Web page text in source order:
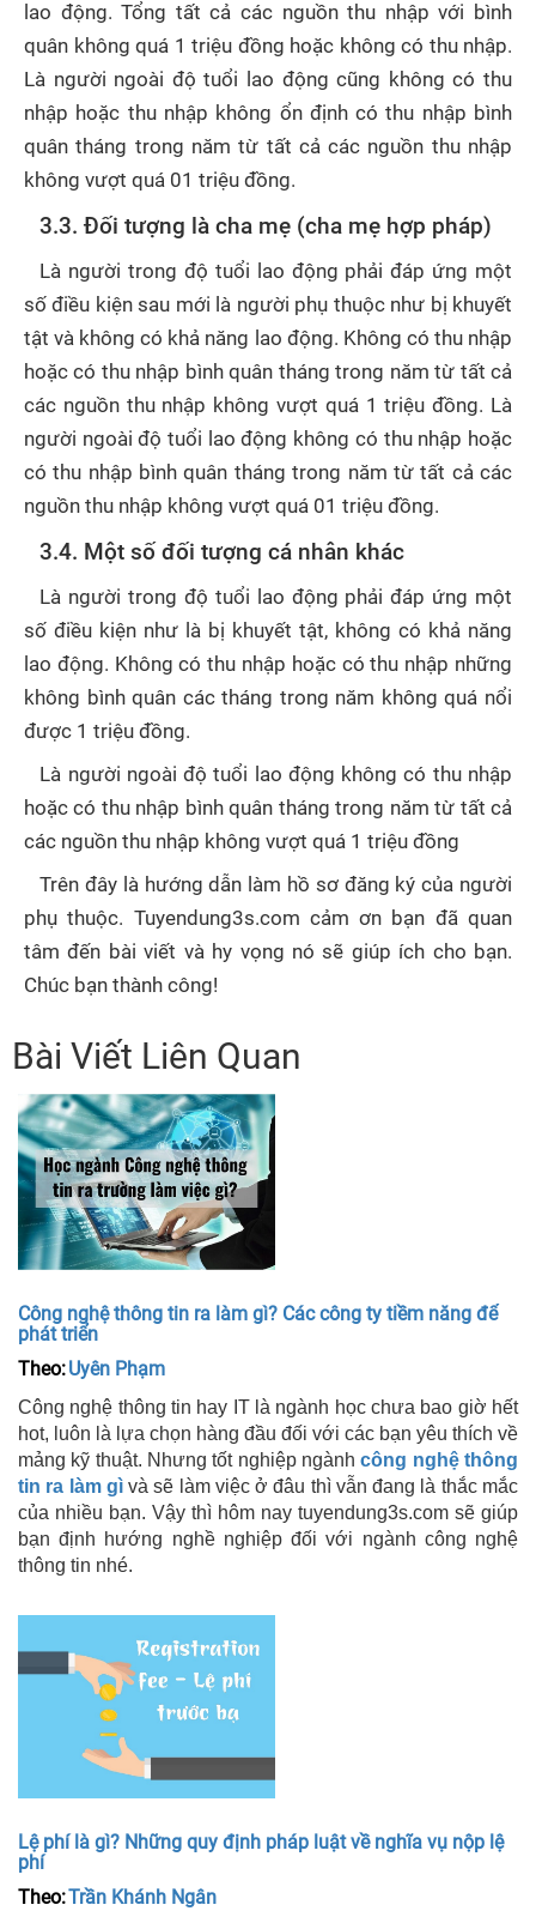
lao động. Tổng tất cả các nguồn thu nhập với bình
quân không quá 1 triệu đồng hoặc không có thu nhập.
Là người ngoài độ tuổi lao động cũng không có thu
nhập hoặc thu nhập không ổn định có thu nhập bình
quân tháng trong năm từ tất cả các nguồn thu nhập
không vượt quá 01 triệu đồng.
3.3. Đối tượng là cha mẹ (cha mẹ hợp pháp)
Là người trong độ tuổi lao động phải đáp ứng một
số điều kiện sau mới là người phụ thuộc như bị khuyết
tật và không có khả năng lao động. Không có thu nhập
hoặc có thu nhập bình quân tháng trong năm từ tất cả
các nguồn thu nhập không vượt quá 1 triệu đồng. Là
người ngoài độ tuổi lao động không có thu nhập hoặc
có thu nhập bình quân tháng trong năm từ tất cả các
nguồn thu nhập không vượt quá 01 triệu đồng.
3.4. Một số đối tượng cá nhân khác
Là người trong độ tuổi lao động phải đáp ứng một
số điều kiện như là bị khuyết tật, không có khả năng
lao động. Không có thu nhập hoặc có thu nhập những
không bình quân các tháng trong năm không quá nổi
được 1 triệu đồng.
Là người ngoài độ tuổi lao động không có thu nhập
hoặc có thu nhập bình quân tháng trong năm từ tất cả
các nguồn thu nhập không vượt quá 1 triệu đồng
Trên đây là hướng dẫn làm hồ sơ đăng ký của người
phụ thuộc. Tuyendung3s.com cảm ơn bạn đã quan
tâm đến bài viết và hy vọng nó sẽ giúp ích cho bạn.
Chúc bạn thành công!
Bài Viết Liên Quan
Công nghệ thông tin ra làm gì? Các công ty tiềm năng để
phát triển
Theo:Uyên Phạm
Công nghệ thông tin hay IT là ngành học chưa bao giờ hết
hot, luôn là lựa chọn hàng đầu đối với các bạn yêu thích về
mảng kỹ thuật. Nhưng tốt nghiệp ngànhcông nghệ thông
tin ra làm gìvà sẽ làm việc ở đâu thì vẫn đang là thắc mắc
của nhiều bạn. Vậy thì hôm nay tuyendung3s.com sẽ giúp
bạn định hướng nghề nghiệp đối với ngành công nghệ
thông tin nhé.
Lệ phí là gì? Những quy định pháp luật về nghĩa vụ nộp lệ
phí
Theo:Trần Khánh Ngân